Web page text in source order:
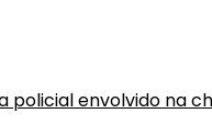
policial envolvido na